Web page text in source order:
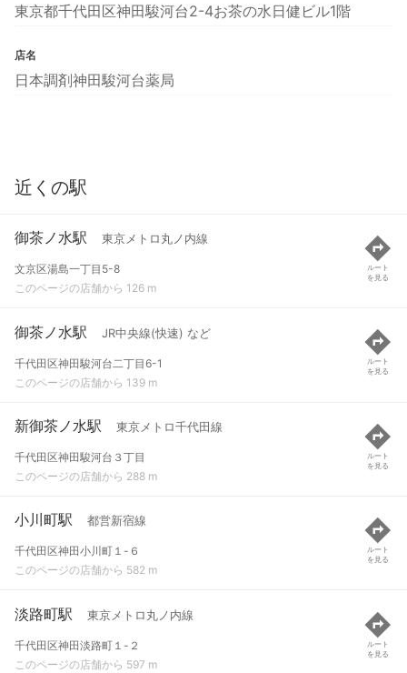
東京都千代田区神田駿河台2-4お茶の水日健ビル1階
店名
日本調剤神田駿河台薬局
近くの駅
御茶ノ水駅 東京メトロ丸ノ内線
文京区湯島一丁目5-8
このページの店舗から 126 m
ルート
を見る
御茶ノ水駅 JR中央線(快速) など
千代田区神田駿河台二丁目6-1
このページの店舗から 139 m
ルート
を見る
新御茶ノ水駅 東京メトロ千代田線
千代田区神田駿河台３丁目
このページの店舗から 288 m
ルート
を見る
小川町駅 都営新宿線
千代田区神田小川町１-６
このページの店舗から 582 m
ルート
を見る
淡路町駅 東京メトロ丸ノ内線
千代田区神田淡路町１-２
このページの店舗から 597 m
ルート
を見る